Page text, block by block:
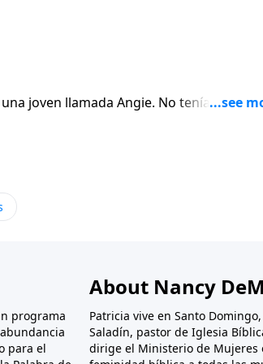
joven llamada Angie. No tenía trabajo,
Dios proveyó para ella en este episodio
programa
para el
About Nancy
Patricia vive en Santo
Saladín, pastor de Iglesia
dirige el Ministerio de Mujeres